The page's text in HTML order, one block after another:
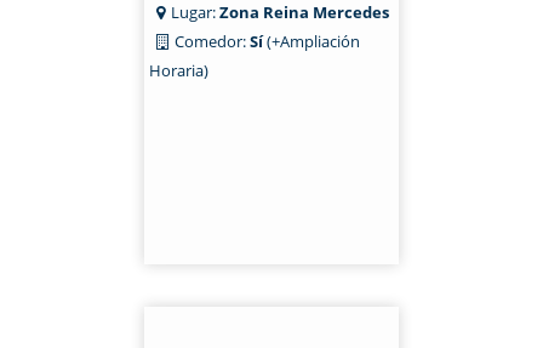
Lugar:Zona Reina Mercedes
Comedor:Sí(+Ampliación
Horaria)